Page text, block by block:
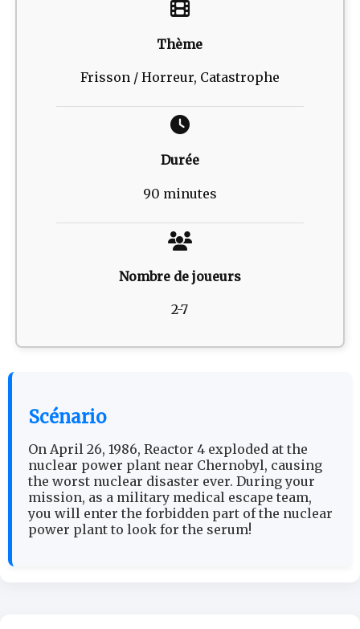
Thème
Frisson / Horreur, Catastrophe
Durée
90 minutes
Nombre de joueurs
2-7
Scénario
On April 26, 1986, Reactor 4 exploded at the
nuclear power plant near Chernobyl, causing
the worst nuclear disaster ever. During your
mission, as a military medical escape team,
you will enter the forbidden part of the nuclear
power plant to look for the serum!